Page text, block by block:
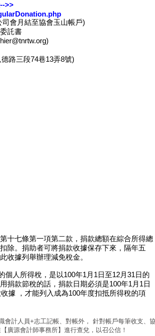
>>
會月結至協會玉山帳戶)
託書
路三段74巷13弄8號)
十七條第一項第二款，捐款總額在綜合所得總
除。捐助者可將捐款收據保存下來，隔年五
收據列舉辦理減免稅金。
個人所得稅，是以100年1月1日至12月31日的
捐款節稅的話，捐款日期必須是100年1月1日
據 ，才能列入成為100年度扣抵所得稅的項
會計人員+志工記帳、對帳外， 針對帳戶每筆收支、
廣源會計師事務所】進行查兌，以召公信！